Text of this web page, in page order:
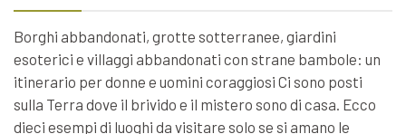
Borghi abbandonati, grotte sotterranee, giardini
esoterici e villaggi abbandonati con strane bambole: un
itinerario per donne e uomini coraggiosi Ci sono posti
sulla Terra dove il brivido e il mistero sono di casa. Ecco
dieci esempi di luoghi da visitare solo se si amano le